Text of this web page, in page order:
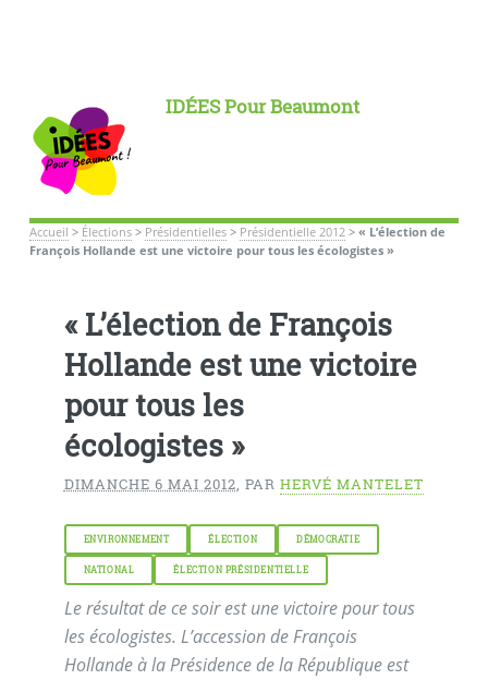
IDÉES Pour Beaumont
Accueil > Élections> Présidentielles> Présidentielle 2012> « L’élection de
François Hollande est une victoire pour tous les écologistes »
« L’élection de François
Hollande est une victoire
pour tous les
écologistes »
DIMANCHE 6 MAI 2012, PAR HERVÉ MANTELET
ENVIRONNEMENT ÉLECTION DÉMOCRATIE
NATIONAL ÉLECTION PRÉSIDENTIELLE
Le résultat de ce soir est une victoire pour tous
les écologistes. L’accession de François
Hollande à la Présidence de la République est